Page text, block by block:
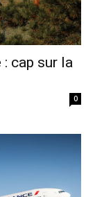
cap sur la
0